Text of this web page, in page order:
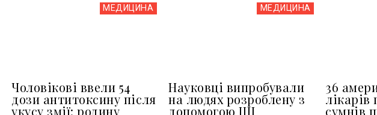
МЕДИЦИНА
Чоловікові ввели 54
дози антитоксину після
укусу змії: родину
МЕДИЦИНА
Науковці випробували
на людях розроблену з
допомогою ШІ
36
лікарів
сумнів